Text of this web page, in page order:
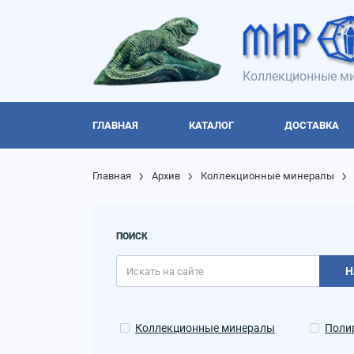
Коллекционные
ГЛАВНАЯ КАТАЛОГ ДОСТАВКА
Главная Архив Коллекционные минералы
ПОИСК
Коллекционные минералы